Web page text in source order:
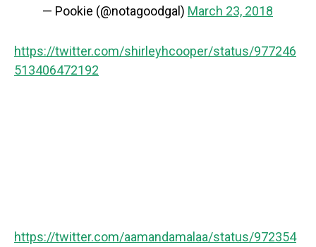
— Pookie (@notagoodgal) March 23, 2018
https://twitter.com/shirleyhcooper/status/977246
513406472192
https://twitter.com/aamandamalaa/status/972354